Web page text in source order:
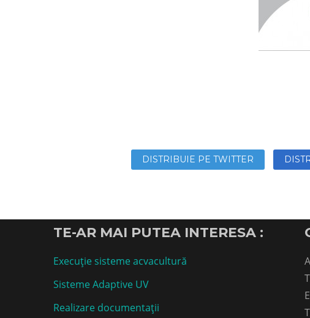
DISTRIBUIE PE TWITTER
TE-AR MAI PUTEA INTERESA :
Execuție sisteme acvacultură
Sisteme Adaptive UV
Realizare documentații